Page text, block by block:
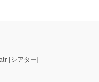
[シアター]